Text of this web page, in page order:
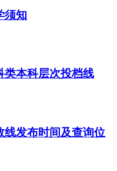
须知
类本科层次投档线
线发布时间及查询位